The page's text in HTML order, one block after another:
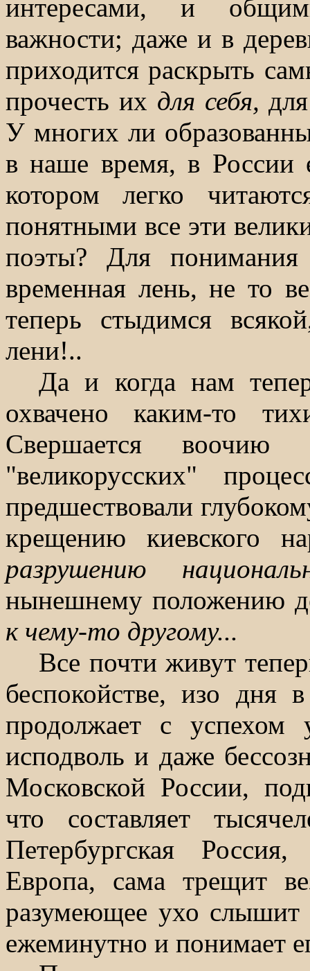
интересами, и
важности; даже и в
приходится раскрыть
прочесть их для себя,
У многих ли
в наше время, в России
котором легко
понятными все эти
поэты? Для
временная лень, не то
теперь стыдимся
лени!..
Да и когда нам
охвачено каким-то
Свершается
"великорусских"
предшествовали
крещению киевского
разрушению
нынешнему положению
к чему-то другому...
Все почти живут
беспокойстве, изо дня
продолжает с успехом
исподволь и даже
Московской России,
что составляет
Петербургская
Европа, сама трещит
разумеющее ухо слышит
ежеминутно и понимает